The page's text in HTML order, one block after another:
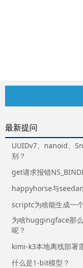
最新提问
UUIDv7、nanoid、
别？
get请求报错
happyhorse与
scriptc为啥能生成一
为啥huggingface那
呢？
kimi-k3本地离线部署
什么是1-bit模型？